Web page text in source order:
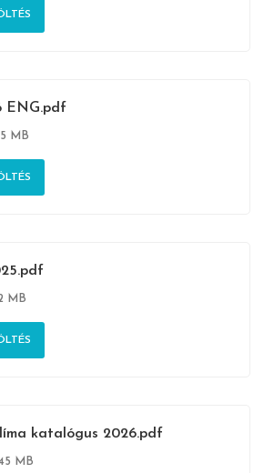
ENG.pdf
MB
MB
katalógus 2026.pdf
MB